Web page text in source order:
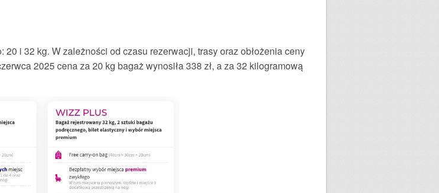
i 32 kg. W zależności od czasu rezerwacji, trasy oraz obłożenia ceny
2025 cena za 20 kg bagaż wynosiła 338 zł, a za 32 kilogramową